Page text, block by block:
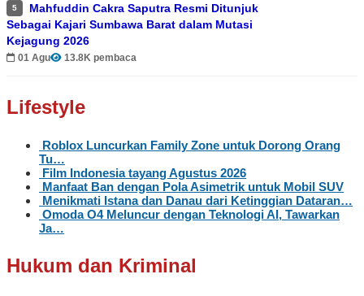
5
Mahfuddin Cakra Saputra Resmi Ditunjuk
Sebagai Kajari Sumbawa Barat dalam Mutasi
Kejagung 2026
01 Agu 13.8K pembaca
Lifestyle
Roblox Luncurkan Family Zone untuk Dorong Orang
Tu…
Film Indonesia tayang Agustus 2026
Manfaat Ban dengan Pola Asimetrik untuk Mobil SUV
Menikmati Istana dan Danau dari Ketinggian Dataran…
Omoda O4 Meluncur dengan Teknologi AI, Tawarkan
Ja…
Hukum dan Kriminal